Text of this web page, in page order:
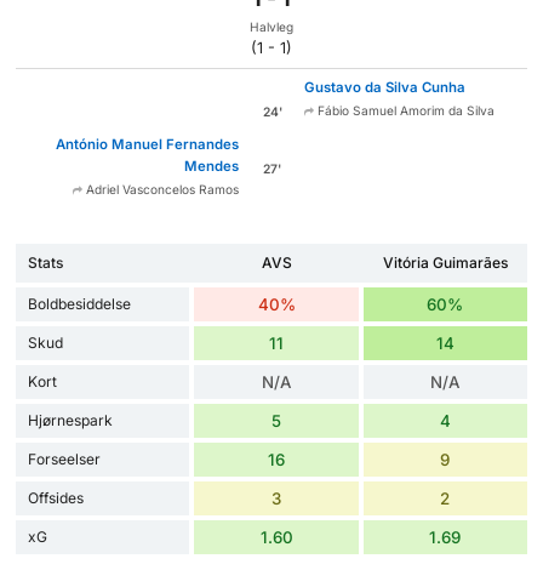
Halvleg
(1 - 1)
24'
Gustavo da Silva Cunha
Fábio Samuel Amorim da Silva
António Manuel Fernandes
Mendes
Adriel Vasconcelos Ramos
27'
Stats AVS Vitória Guimarães
Boldbesiddelse 40% 60%
Skud 11 14
Kort N/A N/A
Hjørnespark 5 4
Forseelser 16 9
Offsides 3 2
xG 1.60 1.69